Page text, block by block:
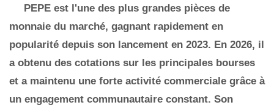
PEPE est l'une des plus grandes pièces de
monnaie du marché, gagnant rapidement en
popularité depuis son lancement en 2023. En 2026, il
a obtenu des cotations sur les principales bourses
et a maintenu une forte activité commerciale grâce à
un engagement communautaire constant. Son